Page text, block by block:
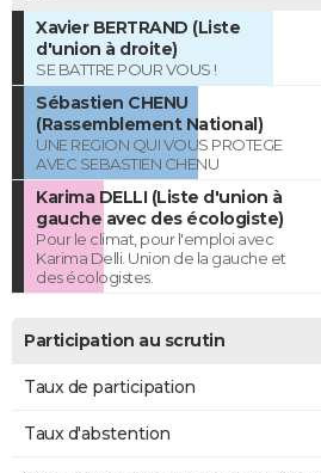
Xavier BERTRAND (Liste
d'union à droite)
SE BATTRE POUR VOUS !
Sébastien CHENU
(Rassemblement National)
UNE REGION QUI VOUS PROTEGE
AVEC SEBASTIEN CHENU
Karima DELLI (Liste d'union à
gauche avec des écologiste)
Pour le climat, pour l'emploi avec
Karima Delli. Union de la gauche et
des écologistes.
Participation au scrutin
Taux de participation
Taux d'abstention